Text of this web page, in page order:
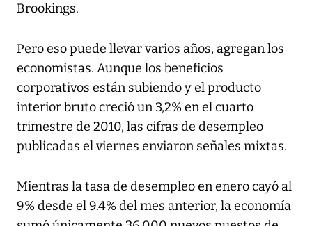
Brookings.
Pero eso puede llevar varios años, agregan los
economistas. Aunque los beneficios
corporativos están subiendo y el producto
interior bruto creció un 3,2% en el cuarto
trimestre de 2010, las cifras de desempleo
publicadas el viernes enviaron señales mixtas.
Mientras la tasa de desempleo en enero cayó al
9% desde el 9.4% del mes anterior, la economía